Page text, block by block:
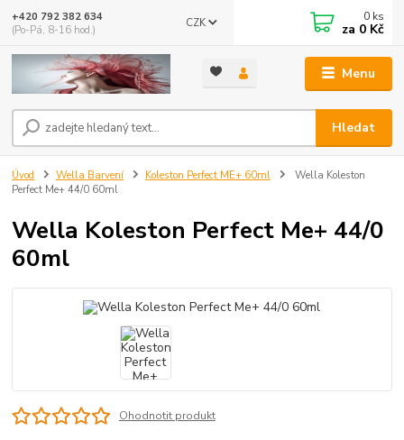
Menu
CZK
Hledat
+420 792 382 634
(Po-Pá, 8-16 hod.)
0 ks
za 0 Kč
Úvod Wella Barvení Koleston Perfect ME+ 60ml
Wella Koleston
Perfect Me+ 44/0 60ml
Wella Koleston Perfect Me+ 44/0
60ml
Ohodnotit produkt